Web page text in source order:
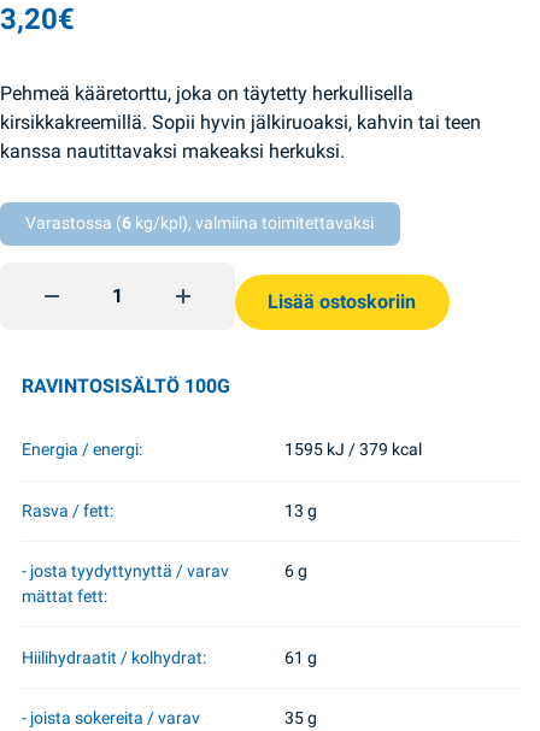
3,20€
Pehmeä kääretorttu, joka on täytetty herkullisella
kirsikkakreemillä. Sopii hyvin jälkiruoaksi, kahvin tai teen
kanssa nautittavaksi makeaksi herkuksi.
Varastossa (6 kg/kpl), valmiina toimitettavaksi
Kääretorttu Pjana Vishija 180g Roshen quantity
Lisää ostoskoriin
RAVINTOSISÄLTÖ 100G
Energia / energi: 1595 kJ / 379 kcal
Rasva / fett: 13 g
- josta tyydyttynyttä / varav
mättat fett:
6 g
Hiilihydraatit / kolhydrat: 61 g
- joista sokereita / varav
35 g